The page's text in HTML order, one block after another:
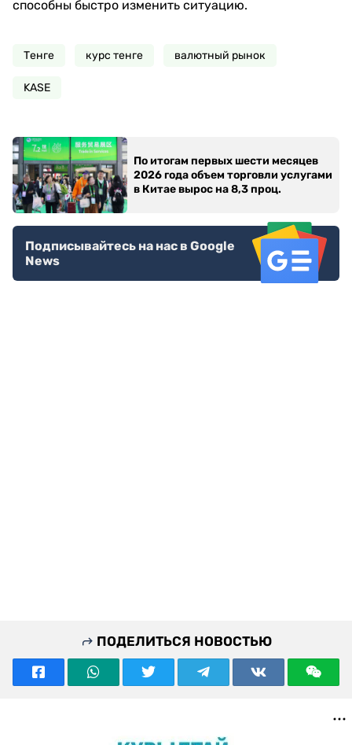
способны быстро изменить ситуацию.
Тенге курс тенге валютный рынок
KASE
По итогам первых шести месяцев
2026 года объем торговли услугами
в Китае вырос на 8,3 проц.
Подписывайтесь на нас в Google
News
ПОДЕЛИТЬСЯ НОВОСТЬЮ